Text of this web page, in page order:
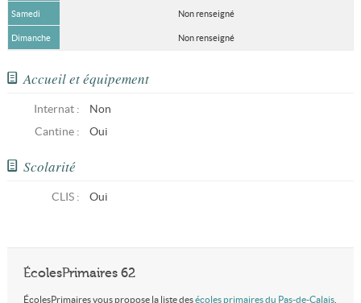
Samedi Non renseigné
Dimanche Non renseigné
Accueil et équipement
Internat :
Non
Cantine :
Oui
Scolarité
CLIS: Oui
ÉcolesPrimaires 62
ÉcolesPrimaires vous propose la liste desécoles primaires du Pas-de-Calais,